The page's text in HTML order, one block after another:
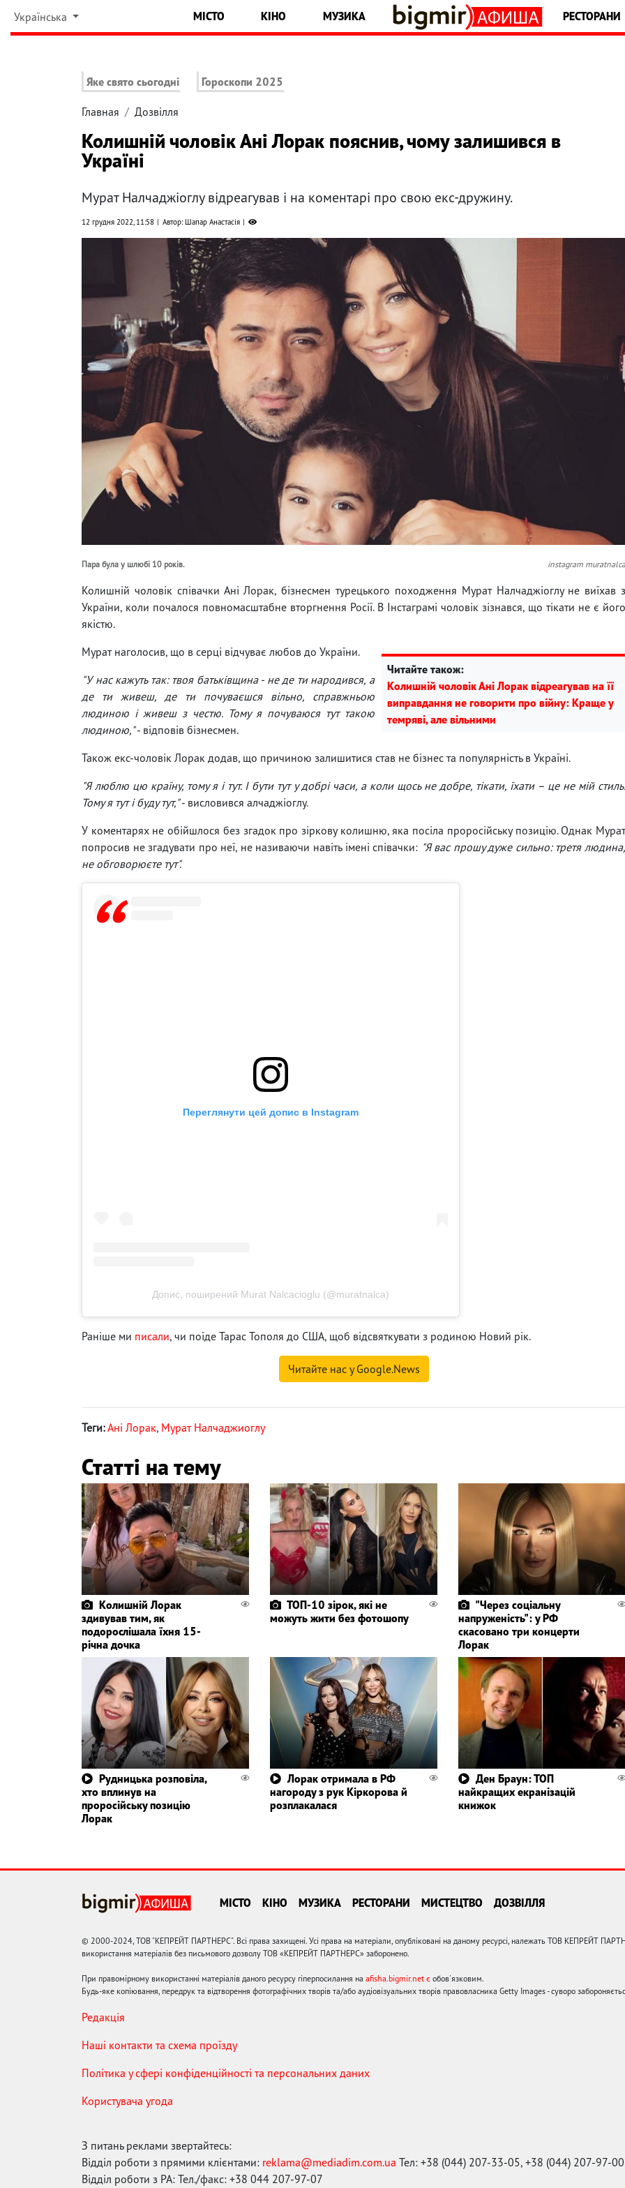
Українська МІСТО КІНО МУЗИКА РЕСТОРАНИ
Яке свято сьогодні Гороскопи 2025
Главная Дозвілля
Колишній чоловік Ані Лорак пояснив, чому залишився в
Україні
Мурат Налчаджіоглу відреагував і на коментарі про свою екс-дружину.
12 грудня 2022, 11:58 Автор: Шапар Анастасія
Пара була у шлюбі 10 років. instagram muratnalca
Колишній чоловік співачки Ані Лорак, бізнесмен турецького походження Мурат Налчаджіоглу не виїхав з
України, коли почалося повномасштабне вторгнення Росії. В Інстаграмі чоловік зізнався, що тікати не є його
якістю.
Читайте також:
Колишній чоловік Ані Лорак відреагував на її
виправдання не говорити про війну: Краще у
темряві, але вільними
Мурат наголосив, що в серці відчуває любов до України.
"У нас кажуть так: твоя батьківщина - не де ти народився, а
де ти живеш, де ти почуваєшся вільно, справжньою
людиною і живеш з честю. Тому я почуваюся тут такою
людиною,"- відповів бізнесмен.
Також екс-чоловік Лорак додав, що причиною залишитися став не бізнес та популярність в Україні.
"Я люблю цю країну, тому я і тут. І бути тут у добрі часи, а коли щось не добре, тікати, їхати – це не мій стиль.
Тому я тут і буду тут,"- висловився алчаджіоглу.
У коментарях не обійшлося без згадок про зіркову колишню, яка посіла проросійську позицію. Однак Мурат
попросив не згадувати про неї, не називаючи навіть імені співачки: "Я вас прошу дуже сильно: третя людина,
не обговорюєте тут".
Переглянути цей допис в Instagram
Допис, поширений Murat Nalcacioglu (@muratnalca)
Раніше ми писали, чи поїде Тарас Тополя до США, щоб відсвяткувати з родиною Новий рік.
Читайте нас у Google.News
Теги:Ані Лорак, Мурат Налчаджиоглу
Статті на тему
Колишній Лорак
здивував тим, як
подорослішала їхня 15-
річна дочка
ТОП-10 зірок, які не
можуть жити без фотошопу
"Через соціальну
напруженість": у РФ
скасовано три концерти
Лорак
Рудницька розповіла,
хто вплинув на
проросійську позицію
Лорак
Лорак отримала в РФ
нагороду з рук Кіркорова й
розплакалася
Ден Браун: ТОП
найкращих екранізацій
книжок
МІСТО КІНО МУЗИКА РЕСТОРАНИ МИСТЕЦТВО ДОЗВІЛЛЯ
© 2000-2024, ТОВ "КЕПРЕЙТ ПАРТНЕРС". Всі права захищені. Усі права на матеріали, опубліковані на даному ресурсі, належать ТОВ КЕПРЕЙТ
використання матеріалів без письмового дозволу ТОВ «КЕПРЕЙТ ПАРТНЕРС» заборонено.
При правомірному використанні матеріалів даного ресурсу гіперпосилання на afisha.bigmir.net є обов'язковим.
Будь-яке копіювання, передрук та відтворення фотографічних творів та/або аудіовізуальних творів правовласника Getty Images - суворо
Редакція
Наші контакти та схема проїзду
Політика у сфері конфіденційності та персональних даних
Користувача угода
З питань реклами звертайтесь:
Відділ роботи з прямими клієнтами: reklama@mediadim.com.ua Тел: +38 (044) 207-33-05, +38 (044) 207-97-00
Відділ роботи з РА: Тел./факс: +38 044 207-97-07